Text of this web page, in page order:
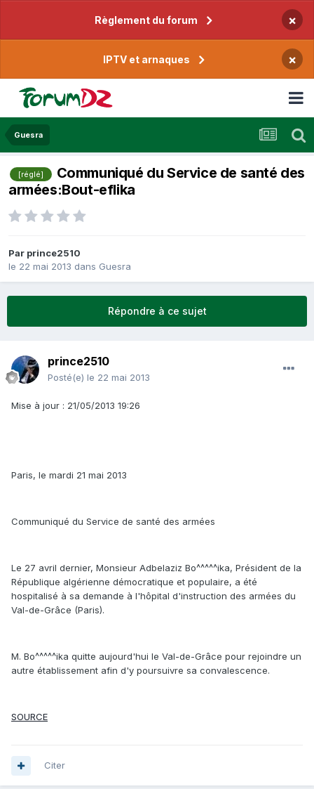
Règlement du forum ×
IPTV et arnaques ×
Guesra
[réglé]
Communiqué du Service de santé des
armées:Bout-eflika
Par prince2510
le 22 mai 2013 dans Guesra
Répondre à ce sujet
prince2510
Posté(e) le 22 mai 2013
Mise à jour : 21/05/2013 19:26
Paris, le mardi 21 mai 2013
Communiqué du Service de santé des armées
Le 27 avril dernier, Monsieur Adbelaziz Bo^^^^^ika, Président de la
République algérienne démocratique et populaire, a été
hospitalisé à sa demande à l'hôpital d'instruction des armées du
Val-de-Grâce (Paris).
M. Bo^^^^^ika quitte aujourd'hui le Val-de-Grâce pour rejoindre un
autre établissement afin d'y poursuivre sa convalescence.
SOURCE
Citer